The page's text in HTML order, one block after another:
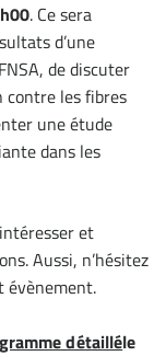
. Ce sera
d’une
de discuter
contre les fibres
une étude
dans les
et
Aussi, n’hésitez
évènement.
détailléle